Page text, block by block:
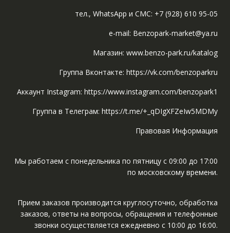
тел., WhatsApp и СМС: +7 (928) 610 95-05
e-mail: Benzopark-market@ya.ru
Магазин: www.benzo-park.ru/katalog
Группа Вконтакте: https://vk.com/benzoparkru
Аккаунт Instagram: https://www.instagram.com/benzopark1
Группа в Телеграм: https://t.me/+_qDIgXFZeIw5MDMy
Правовая Информация
Мы работаем с понедельника по пятницу с 09:00 до 17:00
по московскому времени.
Прием заказов производится круглосуточно, обработка
заказов, ответы на вопросы, обращения и телефонные
звонки осуществляется ежедневно с 10:00 до 16:00.